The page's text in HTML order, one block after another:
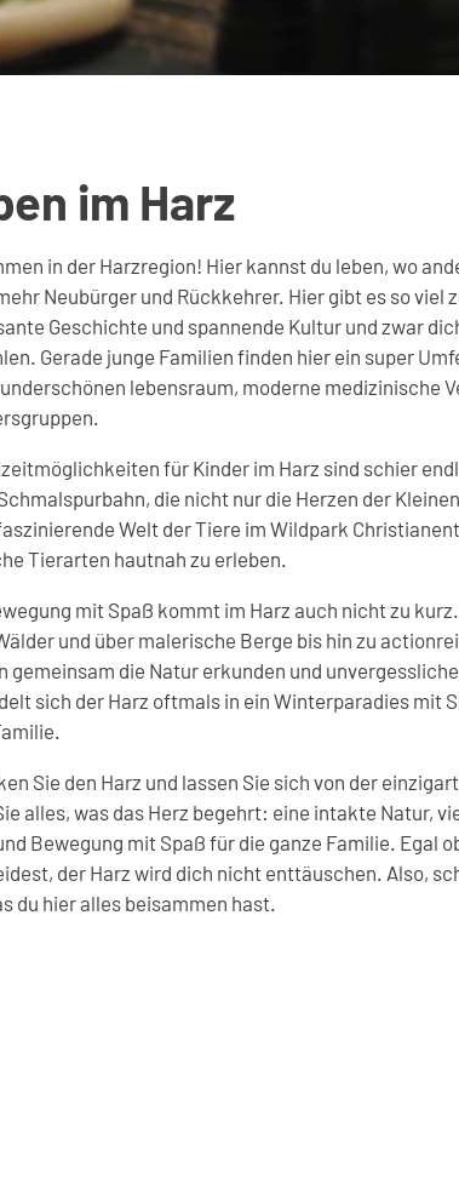
im Harz
in der Harzregion! Hier kannst du leben, wo
Neubürger und Rückkehrer. Hier gibt es so viel
Geschichte und spannende Kultur und zwar
Gerade junge Familien finden hier ein super
lebensraum, moderne medizinische
für Kinder im Harz sind schier
die nicht nur die Herzen der
Welt der Tiere im Wildpark
Tierarten hautnah zu erleben.
mit Spaß kommt im Harz auch nicht zu
und über malerische Berge bis hin zu
gemeinsam die Natur erkunden und
sich der Harz oftmals in ein Winterparadies mit
Sie den Harz und lassen Sie sich von der
alles, was das Herz begehrt: eine intakte Natur,
Bewegung mit Spaß für die ganze Familie. Egal
der Harz wird dich nicht enttäuschen. Also,
du hier alles beisammen hast.